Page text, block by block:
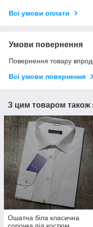
Всі умови оплати
Умови повернення
Повернення товару
Всі умови повернення
З цим товаром також
Ошатна біла класична